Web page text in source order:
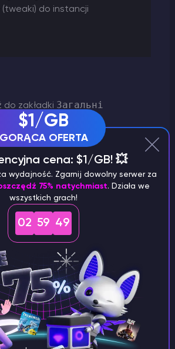
(tweaki) do instancji
do zakładki Загальні
i znajdźЗмінити тип
skonfiguruj menu typu
forge.
menu "Zmień typ serwera",
Zostaniesz poproszony o
zapasoweji zalecamy, aby to
$1/GB
GORĄCA OFERTA
cena: $1/GB! 💥
wydajność. Zgarnij dowolny serwer za
75% natychmiast. Działa we
wszystkich grach!
02 59 48